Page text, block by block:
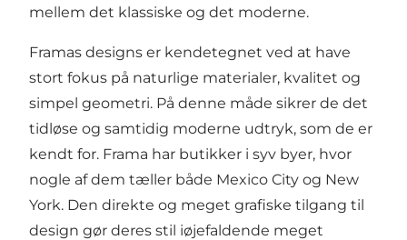
mellem det klassiske og det moderne.
Framas designs er kendetegnet ved at have
stort fokus på naturlige materialer, kvalitet og
simpel geometri. På denne måde sikrer de det
tidløse og samtidig moderne udtryk, som de er
kendt for. Frama har butikker i syv byer, hvor
nogle af dem tæller både Mexico City og New
York. Den direkte og meget grafiske tilgang til
design gør deres stil iøjefaldende meget